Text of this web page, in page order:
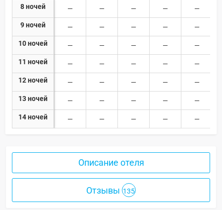
8 ночей
9 ночей
10 ночей
11 ночей
12 ночей
13 ночей
14 ночей
Описание отеля
Отзывы 135